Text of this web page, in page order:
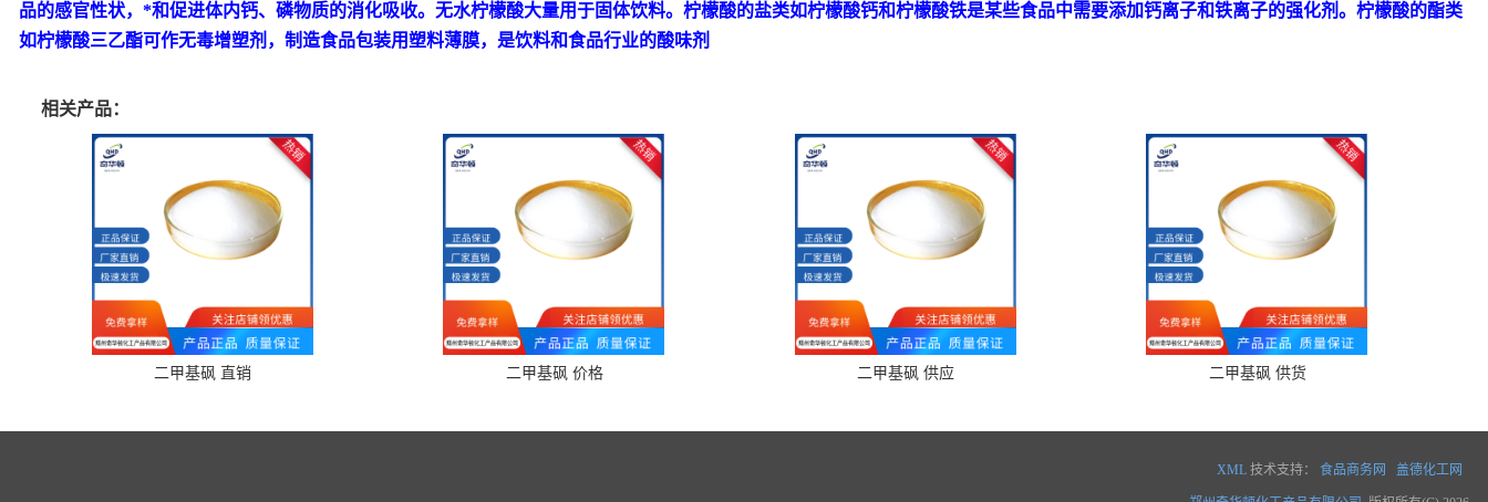
品的感官性状，*和促进体内钙、磷物质的消化吸收。无水柠檬酸大量用于固体饮料。柠檬酸的盐类如柠檬酸钙和柠檬酸铁是某些食品中需要添加钙离子和铁离子的强化剂。柠檬酸的酯类
如柠檬酸三乙酯可作无毒增塑剂，制造食品包装用塑料薄膜，是饮料和食品行业的酸味剂
相关产品：
二甲基砜 直销 二甲基砜 价格 二甲基砜 供应 二甲基砜 供货
XML 技术支持： 食品商务网 盖德化工网